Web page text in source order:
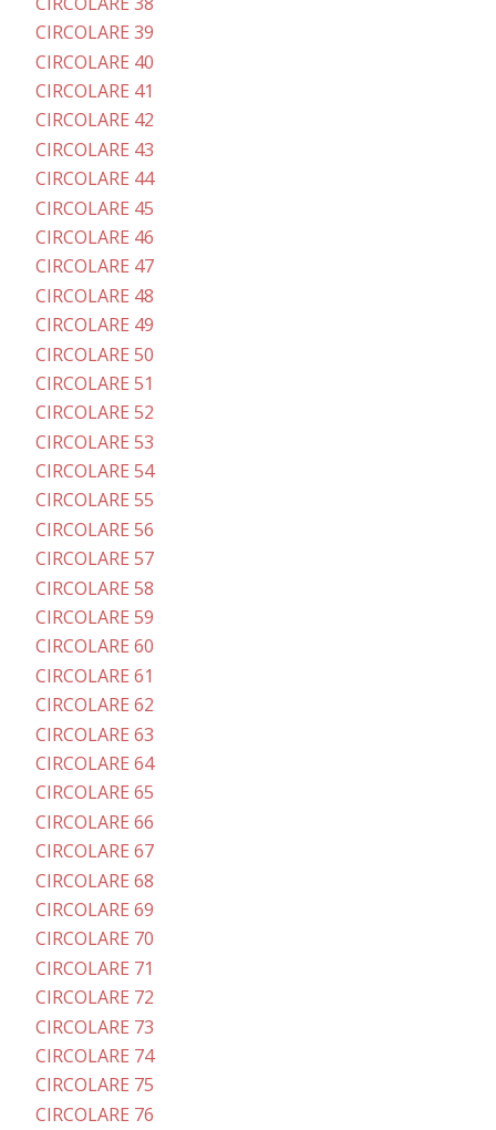
CIRCOLARE 39
CIRCOLARE 40
CIRCOLARE 41
CIRCOLARE 42
CIRCOLARE 43
CIRCOLARE 44
CIRCOLARE 45
CIRCOLARE 46
CIRCOLARE 47
CIRCOLARE 48
CIRCOLARE 49
CIRCOLARE 50
CIRCOLARE 51
CIRCOLARE 52
CIRCOLARE 53
CIRCOLARE 54
CIRCOLARE 55
CIRCOLARE 56
CIRCOLARE 57
CIRCOLARE 58
CIRCOLARE 59
CIRCOLARE 60
CIRCOLARE 61
CIRCOLARE 62
CIRCOLARE 63
CIRCOLARE 64
CIRCOLARE 65
CIRCOLARE 66
CIRCOLARE 67
CIRCOLARE 68
CIRCOLARE 69
CIRCOLARE 70
CIRCOLARE 71
CIRCOLARE 72
CIRCOLARE 73
CIRCOLARE 74
CIRCOLARE 75
CIRCOLARE 76